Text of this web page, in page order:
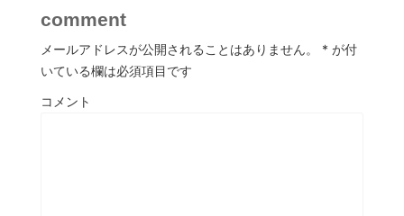
comment
メールアドレスが公開されることはありません。 * が付
いている欄は必須項目です
コメント